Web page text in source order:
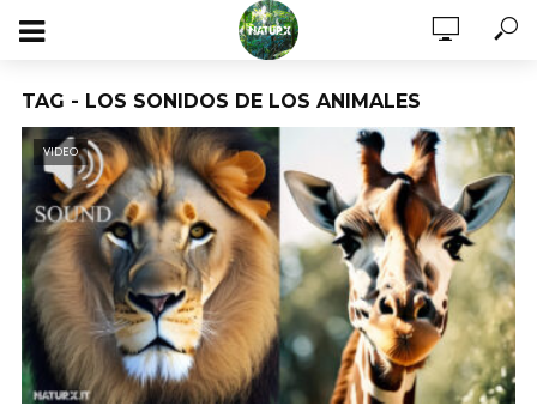
TAG - LOS SONIDOS DE LOS ANIMALES
VIDEO